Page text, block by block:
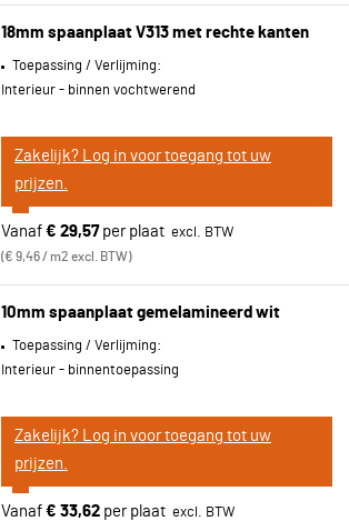
18mm spaanplaat V313 met rechte kanten
Toepassing / Verlijming:
Interieur - binnen vochtwerend
Zakelijk? Log in voor toegang tot uw
prijzen.
Vanaf € 29,57 per plaat
€ 9,46 / m2 excl. BTW
10mm spaanplaat gemelamineerd wit
Toepassing / Verlijming:
Interieur - binnentoepassing
Zakelijk? Log in voor toegang tot uw
prijzen.
Vanaf € 33,62 per plaat